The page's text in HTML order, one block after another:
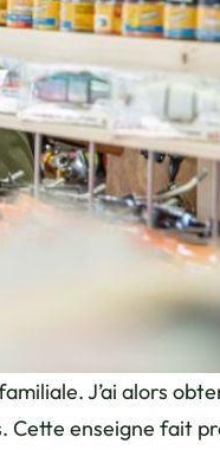
J’ai alors
Cette enseigne fait